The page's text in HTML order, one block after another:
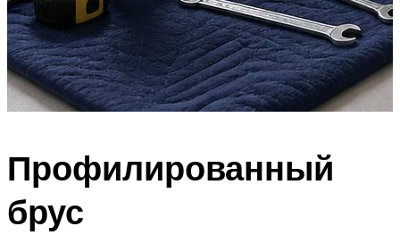
Профилированный
брус